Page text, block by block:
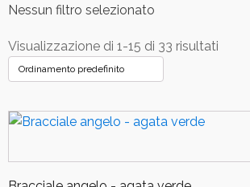
Bigiotteria
Articoli religiosi
Nessun filtro selezionato
Visualizzazione di 1-15 di 33 risultati